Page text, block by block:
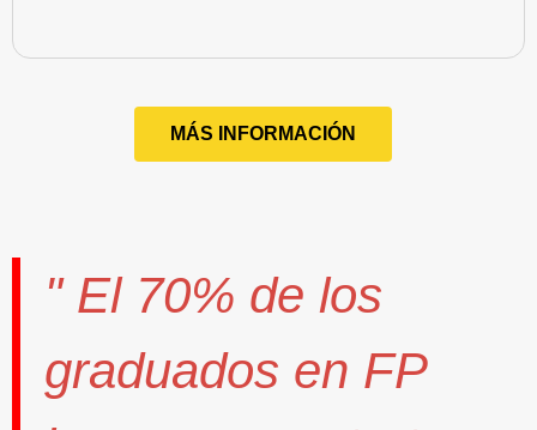
MÁS INFORMACIÓN
" El 70% de los
graduados en FP